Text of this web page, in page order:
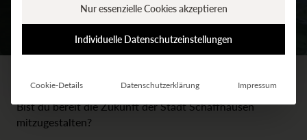
Bist du bereit die Zukunft der Stadt Schaffhausen
mitzugestalten?
Nur essenzielle Cookies akzeptieren
Individuelle Datenschutzeinstellungen
Cookie-Details Datenschutzerklärung Impressum